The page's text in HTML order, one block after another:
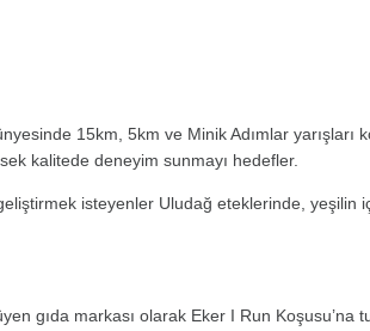
15km, 5km ve Minik Adımlar yarışları
kalitede deneyim sunmayı hedefler.
isteyenler Uludağ eteklerinde, yeşilin
gıda markası olarak Eker I Run Koşusu’na